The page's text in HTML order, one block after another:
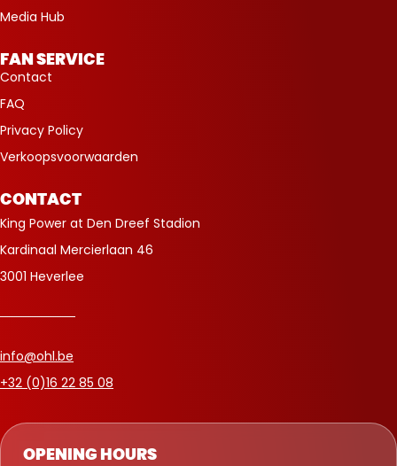
OPENING HOURS
Media Hub
FAN SERVICE
Contact
FAQ
Privacy Policy
Verkoopsvoorwaarden
CONTACT
King Power at Den Dreef Stadion
Kardinaal Mercierlaan 46
3001 Heverlee
info@ohl.be
+32 (0)16 22 85 08